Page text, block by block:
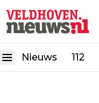
Nieuws 112